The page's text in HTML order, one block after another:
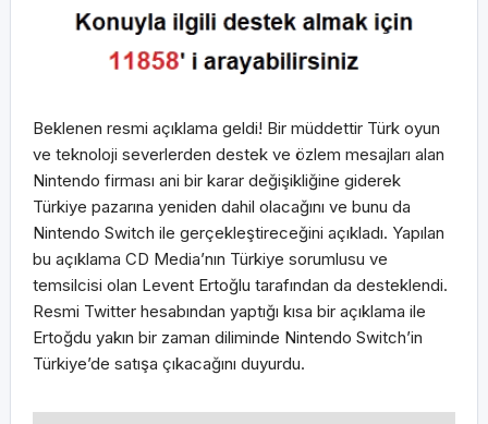
Beklenen resmi açıklama geldi! Bir müddettir Türk oyun
ve teknoloji severlerden destek ve özlem mesajları alan
Nintendo firması ani bir karar değişikliğine giderek
Türkiye pazarına yeniden dahil olacağını ve bunu da
Nintendo Switch ile gerçekleştireceğini açıkladı. Yapılan
bu açıklama CD Media’nın Türkiye sorumlusu ve
temsilcisi olan Levent Ertoğlu tarafından da desteklendi.
Resmi Twitter hesabından yaptığı kısa bir açıklama ile
Ertoğdu yakın bir zaman diliminde Nintendo Switch’in
Türkiye’de satışa çıkacağını duyurdu.